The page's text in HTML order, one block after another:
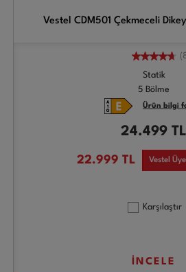
Vestel CDM501 Çekmeceli
Statik
5 Bölme
Ürün bilgi
24.499 TL
22.999 TL Vestel
Karşılaştır
İNCELE